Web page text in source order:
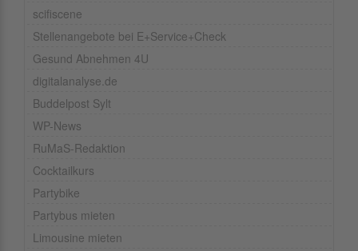
scifiscene
Stellenangebote bei E+Service+Check
Gesund Abnehmen 4U
digitalanalyse.de
Buddelpost Sylt
WP-News
RuMaS-Redaktion
Cocktailkurs
Partybike
Partybus mieten
Limousine mieten